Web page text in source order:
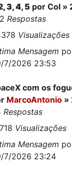
,3,4, 5 por Col »
Respostas
Visualizações
Mensagem
7/2026 23:53
com os
MarcoAntonio »
Respostas
Visualizações
Mensagem
7/2026 23:24